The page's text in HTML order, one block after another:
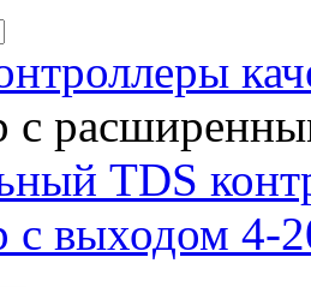
с
TDS
с выходом 4-